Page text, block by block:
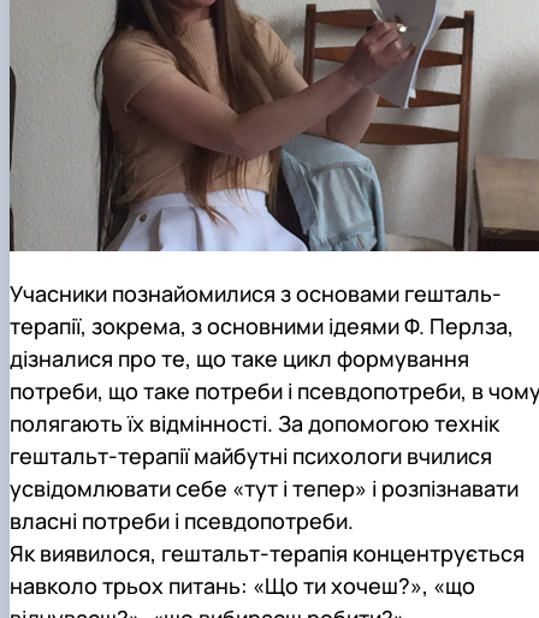
Учасники познайомилися з основами гешталь-
терапії, зокрема, з основними ідеями Ф. Перлза,
дізналися про те, що таке цикл формування
потреби, що таке потреби і псевдопотреби, в
полягають їх відмінності. За допомогою технік
гештальт-терапії майбутні психологи вчилися
усвідомлювати себе «тут і тепер» і розпізнавати
власні потреби і псевдопотреби.
Як виявилося, гештальт-терапія концентрується
навколо трьох питань: «Що ти хочеш?», «що